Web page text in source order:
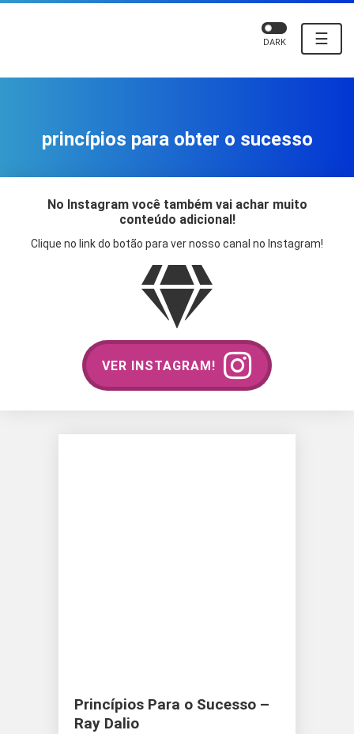
☰
DARK
princípios para obter o sucesso
No Instagram você também vai achar muito
conteúdo adicional!
Clique no link do botão para ver nosso canal no Instagram!
VER INSTAGRAM!
Princípios Para o Sucesso –
Ray Dalio